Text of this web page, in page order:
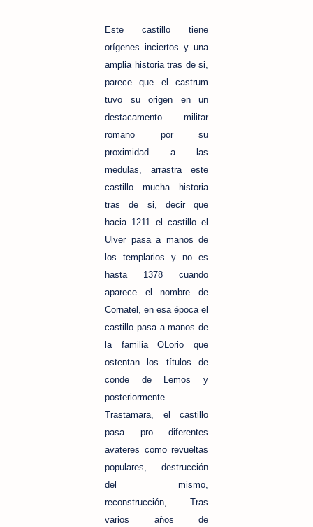
Este castillo tiene
orígenes inciertos y una
amplia historia tras de si,
parece que el castrum
tuvo su origen en un
destacamento militar
romano por su
proximidad a las
medulas, arrastra este
castillo mucha historia
tras de si, decir que
hacia 1211 el castillo el
Ulver pasa a manos de
los templarios y no es
hasta 1378 cuando
aparece el nombre de
Cornatel, en esa época el
castillo pasa a manos de
la familia OLorio que
ostentan los títulos de
conde de Lemos y
posteriormente
Trastamara, el castillo
pasa pro diferentes
avateres como revueltas
populares, destrucción
del mismo,
reconstrucción, Tras
varios años de